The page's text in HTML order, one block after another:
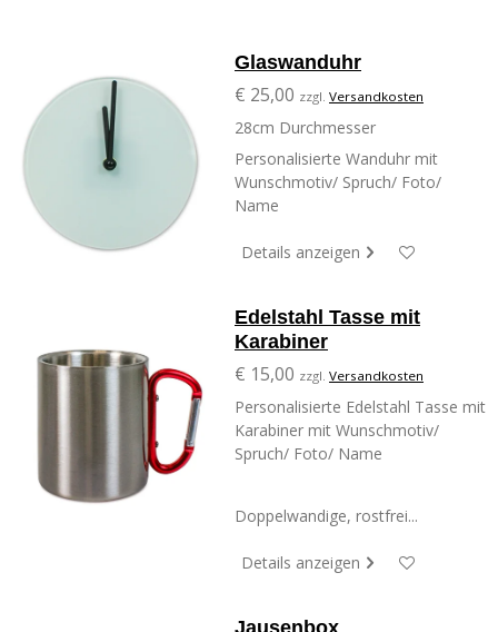
Glaswanduhr
€ 25,00 zzgl. Versandkosten
28cm Durchmesser
Personalisierte Wanduhr mit
Wunschmotiv/ Spruch/ Foto/
Name
Details anzeigen
Edelstahl Tasse mit
Karabiner
€ 15,00 zzgl. Versandkosten
Personalisierte Edelstahl Tasse mit
Karabiner mit Wunschmotiv/
Spruch/ Foto/ Name
Doppelwandige, rostfrei...
Details anzeigen
Jausenbox